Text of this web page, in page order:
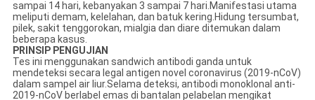
sampai 14 hari, kebanyakan 3 sampai 7 hari.Manifestasi utama
meliputi demam, kelelahan, dan batuk kering.Hidung tersumbat,
pilek, sakit tenggorokan, mialgia dan diare ditemukan dalam
beberapa kasus.
PRINSIP PENGUJIAN
Tes ini menggunakan sandwich antibodi ganda untuk
mendeteksi secara legal antigen novel coronavirus (2019-nCoV)
dalam sampel air liur.Selama deteksi, antibodi monoklonal anti-
2019-nCoV berlabel emas di bantalan pelabelan mengikat